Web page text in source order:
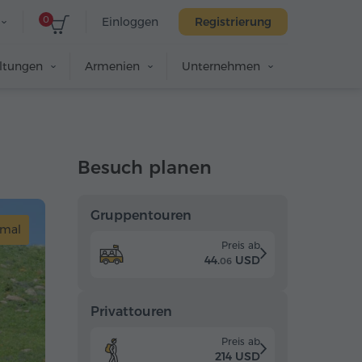
Einloggen Registrierung
0
Armenien Unternehmen
Besuch planen
Gruppentouren
Preis ab
44.06 USD
Privattouren
Preis ab
214 USD